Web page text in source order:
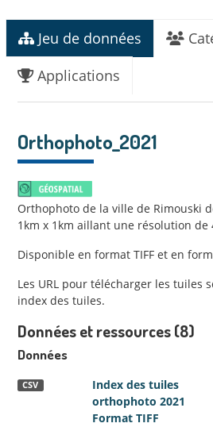
Jeu de données
Applications
Orthophoto_2021
Orthophoto de la ville de Rimouski
1km x 1km aillant une résolution de
Disponible en format TIFF et en
Les URL pour télécharger les tuiles
index des tuiles.
Données et ressources (8)
Données
Index des tuiles
orthophoto 2021
Format TIFF
CSV